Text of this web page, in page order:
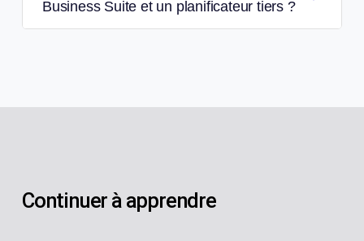
Business Suite et un planificateur tiers ?
Continuer à apprendre